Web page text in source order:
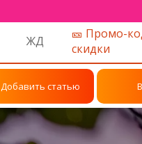
ЖД
🎫 Промо-
скидки
Добавить статью